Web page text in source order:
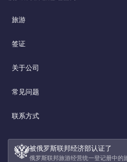
旅游
签证
关于公司
常见问题
联系方式
被俄罗斯联邦经济部认证了
俄罗斯联邦旅游经营统一登记册中